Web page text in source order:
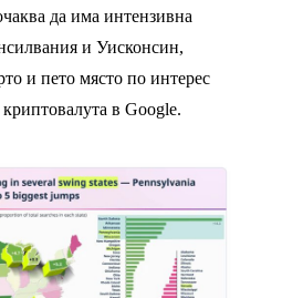
да има интензивна
и Уисконсин,
и пето място по интерес
в Google.